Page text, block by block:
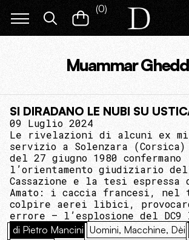
(0)
Muammar
SI DIRADANO LE NUBI SU
09 Luglio 2024
Le rivelazioni di alcuni ex
servizio a Solenzara
del 27 giugno 1980 confermano
l’orientamento giudiziario
Cassazione e la tesi espressa
Amato: i caccia francesi,
colpire aerei libici,
errore – l’esplosione del DC9
di Pietro Mancini Uomini, Macchine, Dèi